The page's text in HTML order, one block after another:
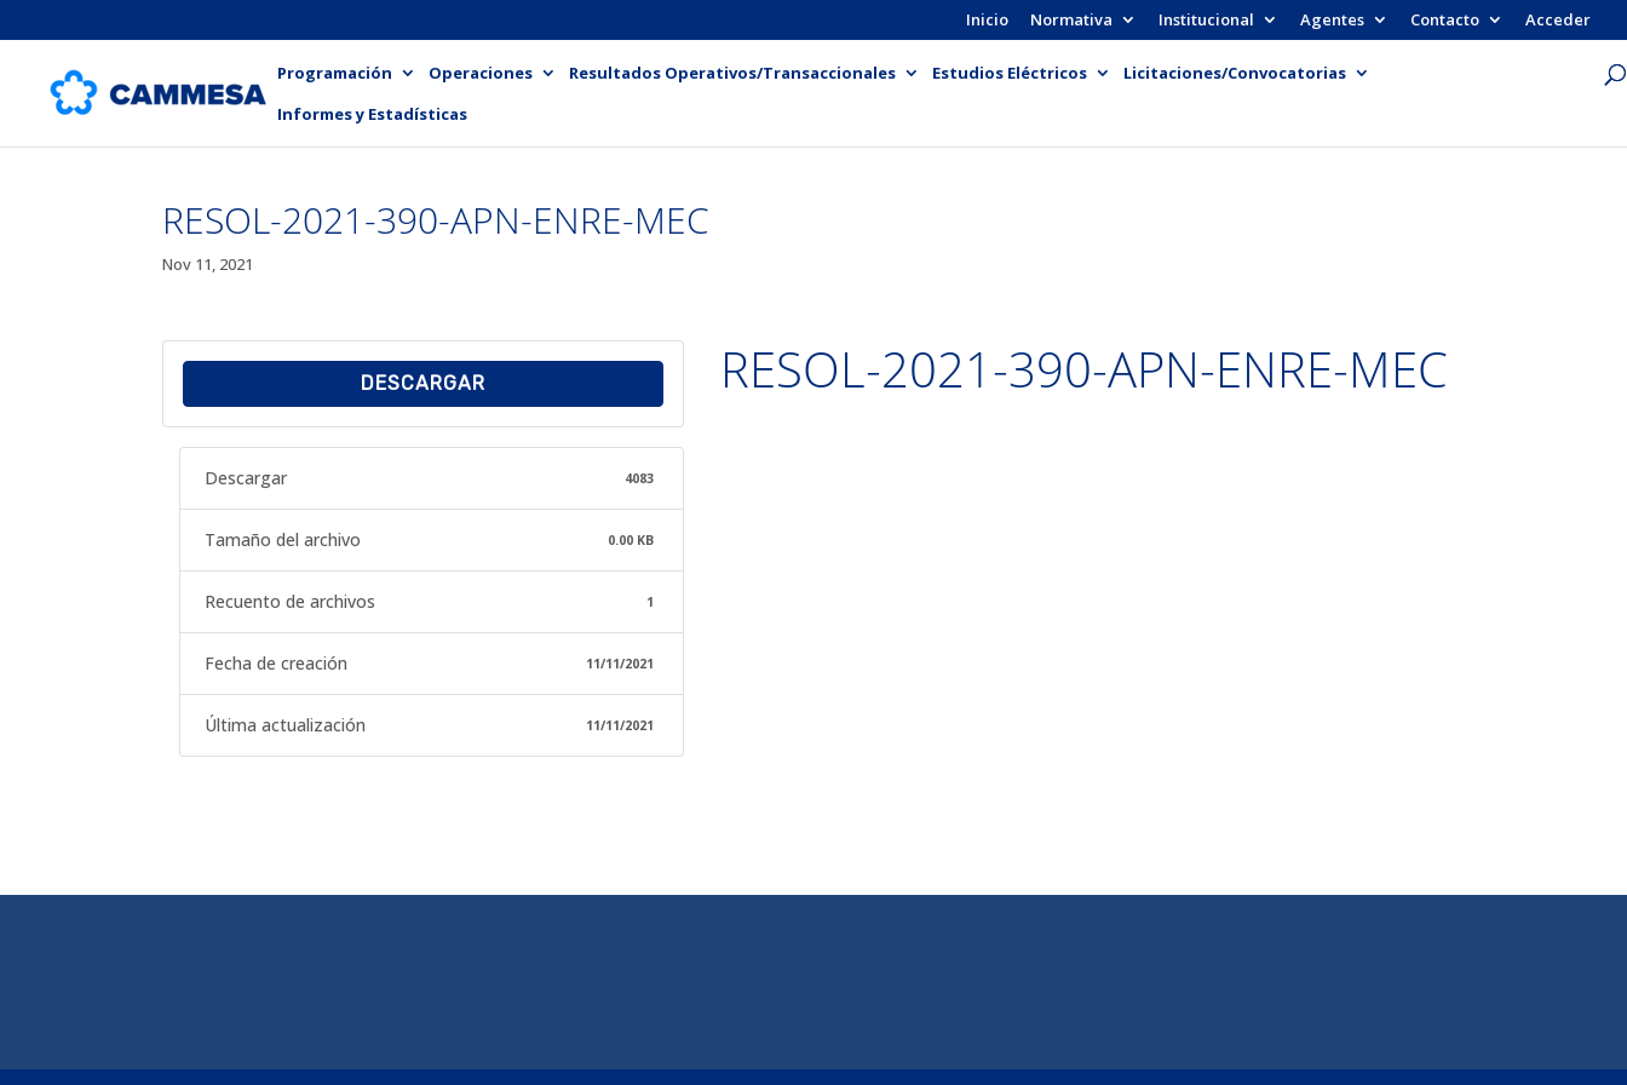
Inicio Normativa Institucional Agentes Contacto Acceder
Programación Operaciones Resultados Operativos/Transaccionales Estudios Eléctricos
Licitaciones/Convocatorias
Informes y Estadísticas
RESOL-2021-390-APN-ENRE-MEC
Nov 11, 2021
DESCARGAR
Descargar 4083
Tamaño del archivo 0.00 KB
Recuento de archivos 1
Fecha de creación 11/11/2021
Última actualización 11/11/2021
RESOL-2021-390-APN-ENRE-MEC